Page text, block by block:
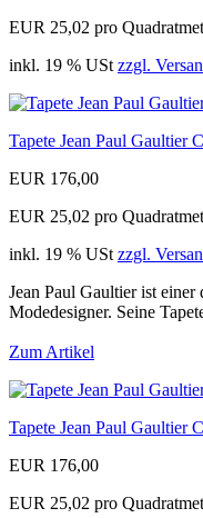
EUR 25,02 pro
inkl. 19 % USt zzgl.
Tapete Jean Paul Gaultier
EUR 176,00
EUR 25,02 pro
inkl. 19 % USt zzgl.
Jean Paul Gaultier ist einer
Modedesigner. Seine
Zum Artikel
Tapete Jean Paul Gaultier
EUR 176,00
EUR 25,02 pro